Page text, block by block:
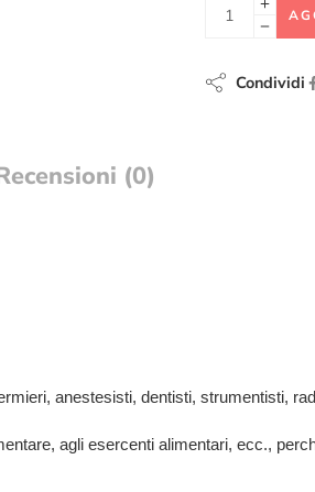
Condividi
(0)
anestesisti, dentisti, strumentisti,
agli esercenti alimentari, ecc.,